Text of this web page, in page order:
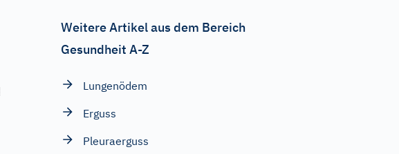
Weitere Artikel aus dem Bereich
Gesundheit A-Z
Lungenödem
Erguss
Pleuraerguss